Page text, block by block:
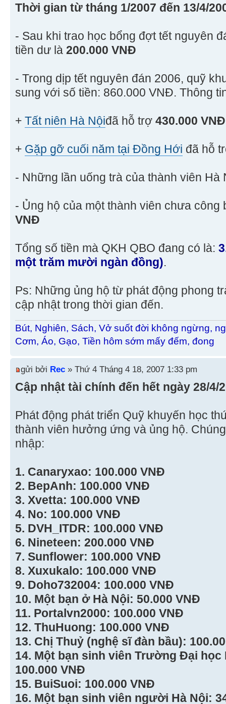
Thời gian từ tháng 1/2007 đến 13/4/
- Sau khi trao học bổng đợt tết nguyên
tiền dư là 200.000 VNĐ
- Trong dịp tết nguyên đán 2006, quỹ
sung với số tiền: 860.000 VNĐ. Thông
+ Tất niên Hà Nộiđã hỗ trợ 430.000 VNĐ
+ Gặp gỡ cuối năm tại Đồng Hới đã hỗ
- Những lần uống trà của thành viên Hà
- Ủng hộ của một thành viên chưa công
VNĐ
Tổng số tiền mà QKH QBO đang có là:
một trăm mười ngàn đồng).
Ps: Những ủng hộ từ phát động phong
cập nhật trong thời gian đến.
Bút, Nghiên, Sách, Vở suốt đời không ngừng,
Cơm, Áo, Gạo, Tiền hôm sớm mấy đếm, đong
gửi bởi Rec » Thứ 4 Tháng 4 18, 2007 1:33 pm
Cập nhật tài chính đến hết ngày 28/4/
Phát động phát triển Quỹ khuyến học
thành viên hưởng ứng và ủng hộ.
nhập:
1. Canaryxao: 100.000 VNĐ
2. BepAnh: 100.000 VNĐ
3. Xvetta: 100.000 VNĐ
4. No: 100.000 VNĐ
5. DVH_ITDR: 100.000 VNĐ
6. Nineteen: 200.000 VNĐ
7. Sunflower: 100.000 VNĐ
8. Xuxukalo: 100.000 VNĐ
9. Doho732004: 100.000 VNĐ
10. Một bạn ở Hà Nội: 50.000 VNĐ
11. Portalvn2000: 100.000 VNĐ
12. ThuHuong: 100.000 VNĐ
13. Chị Thuỷ (nghệ sĩ đàn bầu):
14. Một bạn sinh viên Trường Đại học
100.000 VNĐ
15. BuiSuoi: 100.000 VNĐ
16. Một bạn sinh viên người Hà Nội: